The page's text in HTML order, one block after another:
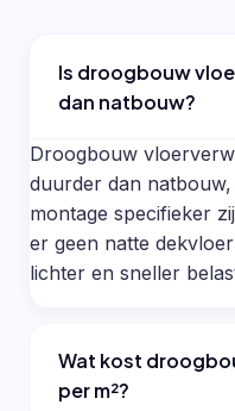
Is droogbouw
dan natbouw?
Droogbouw
duurder dan
montage specifieker
er geen natte
lichter en sneller
Wat kost
per m²?